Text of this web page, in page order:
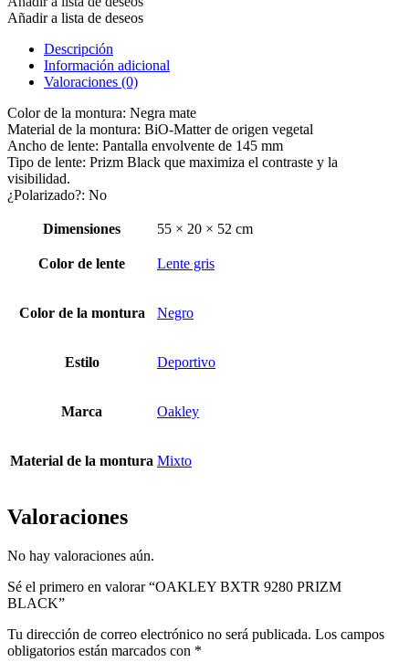
Añadir a lista de deseos
Descripción
Información adicional
Valoraciones (0)
Color de la montura: Negra mate
Material de la montura: BiO-Matter de origen vegetal
Ancho de lente: Pantalla envolvente de 145 mm
Tipo de lente: Prizm Black que maximiza el contraste y la
visibilidad.
¿Polarizado?: No
Dimensiones 55 × 20 × 52 cm
Color de lente Lente gris
Color de la montura Negro
Estilo Deportivo
Marca Oakley
Material de la montura Mixto
Valoraciones
No hay valoraciones aún.
Sé el primero en valorar “OAKLEY BXTR 9280 PRIZM
BLACK”
Tu dirección de correo electrónico no será publicada. Los campos
obligatorios están marcados con *